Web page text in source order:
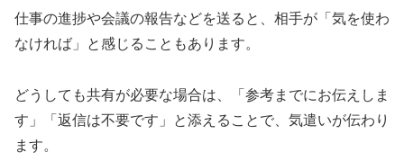
仕事の進捗や会議の報告などを送ると、相手が「気を使わ
なければ」と感じることもあります。
どうしても共有が必要な場合は、「参考までにお伝えしま
す」「返信は不要です」と添えることで、気遣いが伝わり
ます。